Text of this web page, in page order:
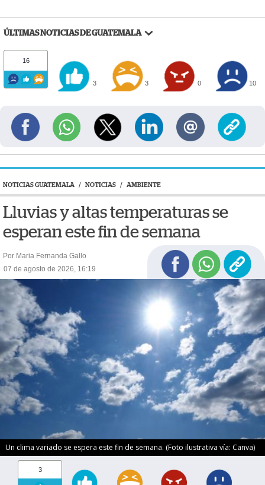
ÚLTIMAS NOTICIAS DE GUATEMALA
16
3 3 0 10
NOTICIAS GUATEMALA / NOTICIAS / AMBIENTE
Lluvias y altas temperaturas se
esperan este fin de semana
Por Maria Fernanda Gallo
07 de agosto de 2026, 16:19
Un clima variado se espera este fin de semana. (Foto ilustrativa vía: Canva)
3